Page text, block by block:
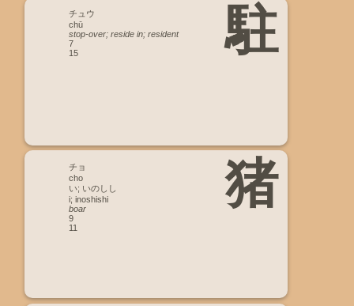
駐
チュウ
chū
stop-over; reside in; resident
7
15
猪
チョ
cho
い; いのしし
i; inoshishi
boar
9
11